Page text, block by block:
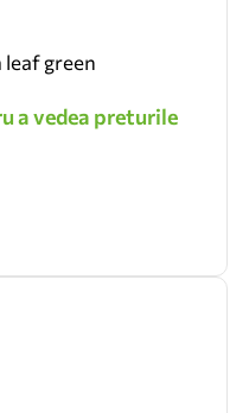
green
a vedea preturile